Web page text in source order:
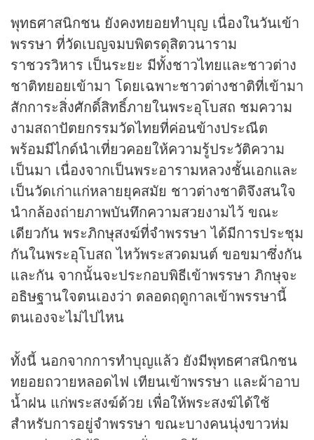
พุทธศาสนิกชน ยังคงทยอยทำบุญ เนื่องในวันเข้า
พรรษา ที่วัดเบญจมบพิตรดุสิตวนาราม
ราชวรวิหาร เป็นระยะ มีทั้งชาวไทยและชาวต่าง
ชาติทยอยเข้ามา โดยเฉพาะชาวต่างชาติที่เข้ามา
สักการะสิ่งศักดิ์สิทธิ์ภายในพระอุโบสถ ชมความ
งามสถาปัตยกรรมวัดไทยที่ค่อนข้างประณีต
พร้อมมีไกด์นำเที่ยวคอยให้ความรู้ประวัติความ
เป็นมา เนื่องจากเป็นพระอารามหลวงชั้นเอกและ
เป็นวัดเก่าแก่หลายยุคสมัย ชาวต่างชาติจึงสนใจ
นำกล้องถ่ายภาพบันทึกความสวยงามไว้ ขณะ
เดียวกัน พระภิกษุสงฆ์ที่จำพรรษา ได้มีการประชุม
กันในพระอุโบสถ ไหว้พระสวดมนต์ ขอขมาซึ่งกัน
และกัน จากนั้นจะประกอบพิธีเข้าพรรษา ภิกษุจะ
อธิษฐานใจตนเองว่า ตลอดฤดูกาลเข้าพรรษานี้
ตนเองจะไม่ไปไหน
ทั้งนี้ นอกจากการทำบุญแล้ว ยังมีพุทธศาสนิกชน
ทยอยถวายหลอดไฟ เทียนเข้าพรรษา และผ้าอาบ
น้ำฝน แก่พระสงฆ์ด้วย เพื่อให้พระสงฆ์ได้ใช้
สำหรับการอยู่จำพรรษา ขณะบางคนนุ่งขาวห่ม